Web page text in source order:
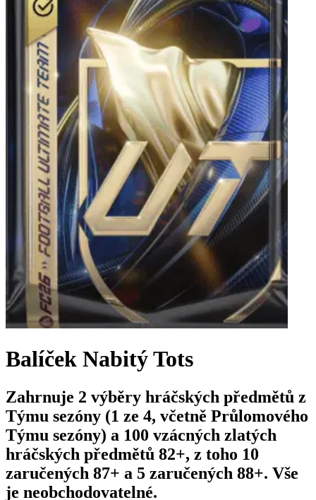
Balíček Nabitý Tots
Zahrnuje 2 výběry hráčských předmětů z
Týmu sezóny (1 ze 4, včetně Průlomového
Týmu sezóny) a 100 vzácných zlatých
hráčských předmětů 82+, z toho 10
zaručených 87+ a 5 zaručených 88+. Vše
je neobchodovatelné.